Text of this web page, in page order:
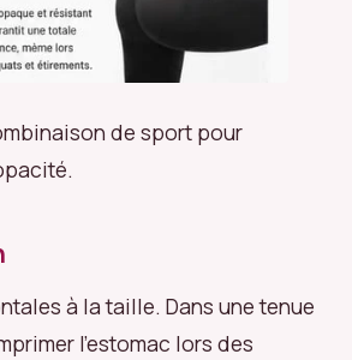
de sport pour
à la taille. Dans une tenue
l’estomac lors des